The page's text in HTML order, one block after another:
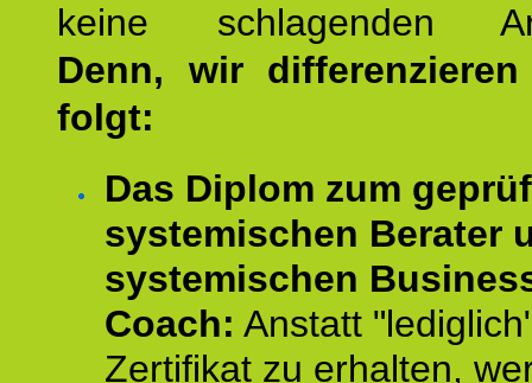
keine schlagenden
Denn, wir
folgt:
Das Diplom zum
systemischen Berater
systemischen
Coach: Anstatt
Zertifikat zu erhalten,